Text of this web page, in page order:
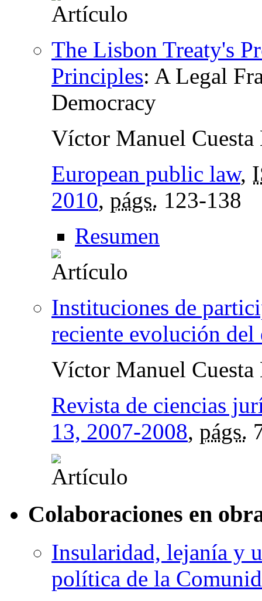
The Lisbon Treaty's
Principles: A Legal
Democracy
Víctor Manuel Cuesta
European public law,
2010, págs. 123-138
Resumen
Instituciones de
reciente evolución del
Víctor Manuel Cuesta
Revista de ciencias
13, 2007-2008, págs.
Colaboraciones en
Insularidad, lejanía y
política de la